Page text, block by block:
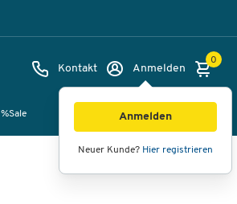
Kontakt Anmelden
Anmelden
Neuer Kunde? Hier registrieren
0
%Sale
360°-Ansicht